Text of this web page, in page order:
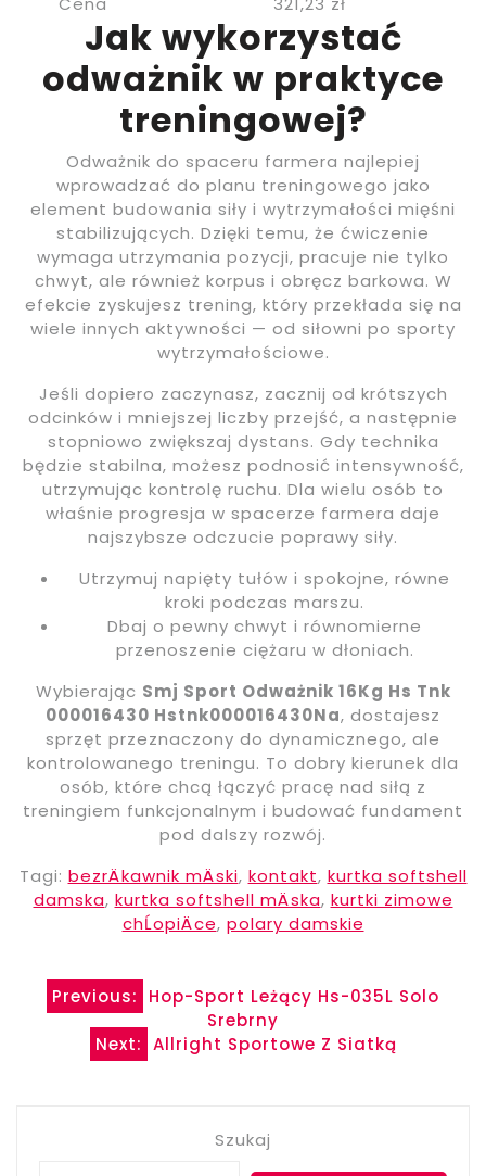
Jak wykorzystać
odważnik w praktyce
treningowej?
Odważnik do spaceru farmera najlepiej
wprowadzać do planu treningowego jako
element budowania siły i wytrzymałości mięśni
stabilizujących. Dzięki temu, że ćwiczenie
wymaga utrzymania pozycji, pracuje nie tylko
chwyt, ale również korpus i obręcz barkowa. W
efekcie zyskujesz trening, który przekłada się na
wiele innych aktywności — od siłowni po sporty
wytrzymałościowe.
Jeśli dopiero zaczynasz, zacznij od krótszych
odcinków i mniejszej liczby przejść, a następnie
stopniowo zwiększaj dystans. Gdy technika
będzie stabilna, możesz podnosić intensywność,
utrzymując kontrolę ruchu. Dla wielu osób to
właśnie progresja w spacerze farmera daje
najszybsze odczucie poprawy siły.
Utrzymuj napięty tułów i spokojne, równe
kroki podczas marszu.
Dbaj o pewny chwyt i równomierne
przenoszenie ciężaru w dłoniach.
Wybierając Smj Sport Odważnik 16Kg Hs Tnk
000016430 Hstnk000016430Na, dostajesz
sprzęt przeznaczony do dynamicznego, ale
kontrolowanego treningu. To dobry kierunek dla
osób, które chcą łączyć pracę nad siłą z
treningiem funkcjonalnym i budować fundament
pod dalszy rozwój.
Tagi: bezrÄkawnik mÄski, kontakt, kurtka softshell
damska, kurtka softshell mÄska, kurtki zimowe
chĹopiÄce, polary damskie
Nawigacja
wpisu
Previous:
Hop-Sport Leżący Hs-035L Solo
Srebrny
Next: Allright Sportowe Z Siatką
Szukaj